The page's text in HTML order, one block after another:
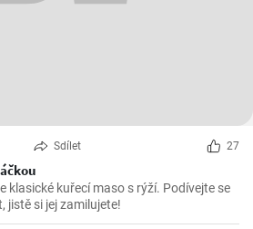
Sdílet 27
klasické kuřecí maso s rýží. Podívejte se
jistě si jej zamilujete!